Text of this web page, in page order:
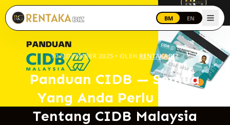
Langkau ke kandungan utama
BM EN
10 NOVEMBER 2025 • OLEH RENTAKABIZ
Panduan CIDB — Semua
Yang Anda Perlu Tahu
Tentang CIDB Malaysia